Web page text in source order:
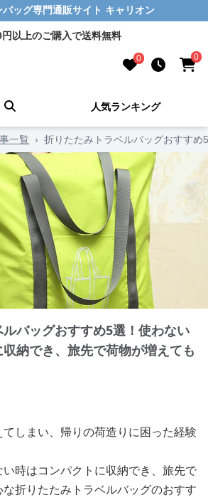
バッグ専門通販サイト キャリオン
以上のご購入で送料無料
0 0
人気ランキング
一覧 › 折りたたみトラベルバッグおすす
バッグおすすめ5選！使わない
納でき、旅先で荷物が増えても
しまい、帰りの荷造りに困った経験
時はコンパクトに収納でき、旅先で
折りたたみトラベルバッグのおすす